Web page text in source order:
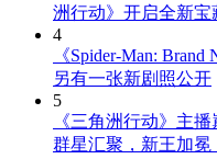
洲行动》开启全新宝
4
《Spider-Man:
另有一张新剧照公开
5
《三角洲行动》主
群星汇聚，新王加冕